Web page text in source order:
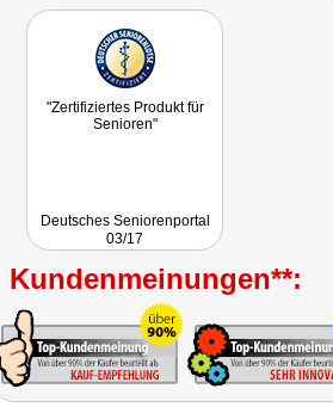
"Zertifiziertes Produkt für
Senioren"
Deutsches Seniorenportal
03/17
Kundenmeinungen**: